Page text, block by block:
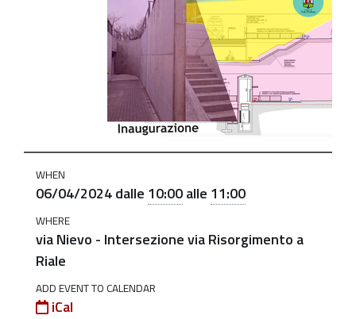
Inaugurazione
Nievo
2024-
04-
06T10:00:00+02:00
2024-
04-
WHEN
06/04/2024dalle 10:00alle 11:00
WHERE
via Nievo - Intersezione via Risorgimento a
Riale
ADD EVENT TO CALENDAR
iCal